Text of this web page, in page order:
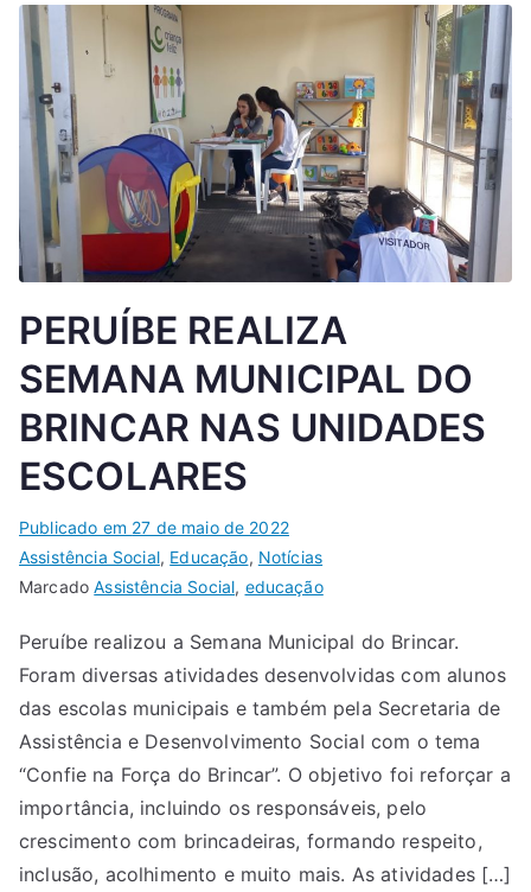
PERUÍBE REALIZA
SEMANA MUNICIPAL DO
BRINCAR NAS UNIDADES
ESCOLARES
Publicado em 27 de maio de 2022
Assistência Social, Educação, Notícias
MarcadoAssistência Social, educação
Peruíbe realizou a Semana Municipal do Brincar.
Foram diversas atividades desenvolvidas com alunos
das escolas municipais e também pela Secretaria de
Assistência e Desenvolvimento Social com o tema
“Confie na Força do Brincar”. O objetivo foi reforçar a
importância, incluindo os responsáveis, pelo
crescimento com brincadeiras, formando respeito,
inclusão, acolhimento e muito mais. As atividades […]